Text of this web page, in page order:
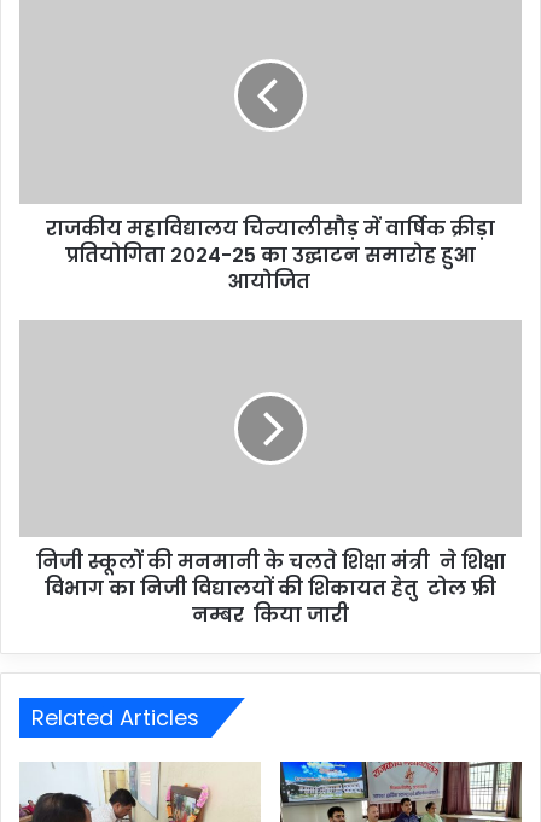
राजकीय महाविद्यालय चिन्यालीसौड़ में वार्षिक क्रीड़ा
प्रतियोगिता 2024-25 का उद्घाटन समारोह हुआ
आयोजित
निजी स्कूलों की मनमानी के चलते शिक्षा मंत्री ने शिक्षा
विभाग का निजी विद्यालयों की शिकायत हेतु टोल फ्री
नम्बर किया जारी
Related Articles